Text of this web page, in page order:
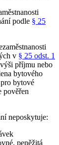
podle § 25
v § 25 odst. 1
příjmu nebo
bytového
bytové
pověřen
neposkytuje:
peněžitá